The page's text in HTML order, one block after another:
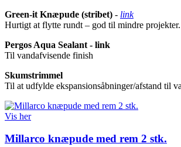
Green-it Knæpude (stribet) - link
Hurtigt at flytte rundt – god til mindre projekter.
Pergos Aqua Sealant - link
Til vandafvisende finish
Skumstrimmel
Til at udfylde ekspansionsåbninger/afstand til
Vis her
Millarco knæpude med rem 2 stk.